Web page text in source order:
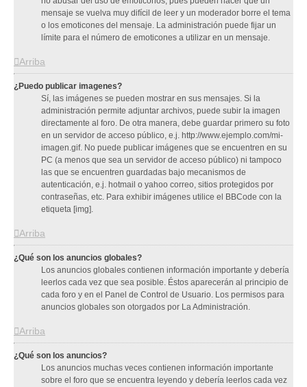
mensaje se vuelva muy difícil de leer y un moderador borre el tema
o los emoticones del mensaje. La administración puede fijar un
límite para el número de emoticones a utilizar en un mensaje.
Arriba
¿Puedo publicar imagenes?
Sí, las imágenes se pueden mostrar en sus mensajes. Si la
administración permite adjuntar archivos, puede subir la imagen
directamente al foro. De otra manera, debe guardar primero su foto
en un servidor de acceso público, e.j. http://www.ejemplo.com/mi-
imagen.gif. No puede publicar imágenes que se encuentren en su
PC (a menos que sea un servidor de acceso público) ni tampoco
las que se encuentren guardadas bajo mecanismos de
autenticación, e.j. hotmail o yahoo correo, sitios protegidos por
contraseñas, etc. Para exhibir imágenes utilice el BBCode con la
etiqueta [img].
Arriba
¿Qué son los anuncios globales?
Los anuncios globales contienen información importante y debería
leerlos cada vez que sea posible. Éstos aparecerán al principio de
cada foro y en el Panel de Control de Usuario. Los permisos para
anuncios globales son otorgados por La Administración.
Arriba
¿Qué son los anuncios?
Los anuncios muchas veces contienen información importante
sobre el foro que se encuentra leyendo y debería leerlos cada vez